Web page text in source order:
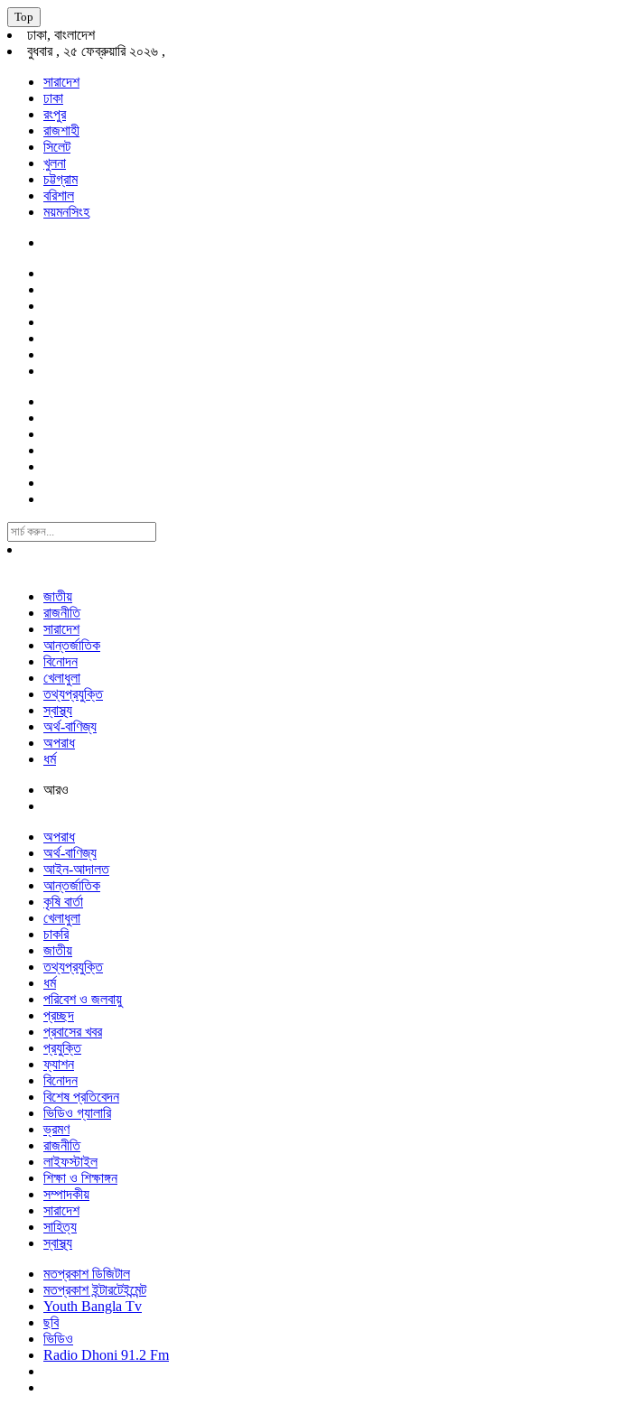
Top
ঢাকা, বাংলাদেশ
বুধবার , ২৫ ফেব্রুয়ারি ২০২৬ ,
সারাদেশ
ঢাকা
রংপুর
রাজশাহী
সিলেট
খুলনা
চট্টগ্রাম
বরিশাল
ময়মনসিংহ
Search
For:
জাতীয়
রাজনীতি
সারাদেশ
আন্তর্জাতিক
বিনোদন
খেলাধুলা
তথ্যপ্রযুক্তি
স্বাস্থ্য
অর্থ-বাণিজ্য
অপরাধ
ধর্ম
আরও
অপরাধ
অর্থ-বাণিজ্য
আইন-আদালত
আন্তর্জাতিক
কৃষি বার্তা
খেলাধুলা
চাকরি
জাতীয়
তথ্যপ্রযুক্তি
ধর্ম
পরিবেশ ও জলবায়ু
প্রচ্ছদ
প্রবাসের খবর
প্রযুক্তি
ফ্যাশন
বিনোদন
বিশেষ প্রতিবেদন
ভিডিও গ্যালারি
ভ্রমণ
রাজনীতি
লাইফস্টাইল
শিক্ষা ও শিক্ষাঙ্গন
সম্পাদকীয়
সারাদেশ
সাহিত্য
স্বাস্থ্য
মতপ্রকাশ ডিজিটাল
মতপ্রকাশ ইন্টারটেইন্মেন্ট
Youth Bangla Tv
ছবি
ভিডিও
Radio Dhoni 91.2 Fm